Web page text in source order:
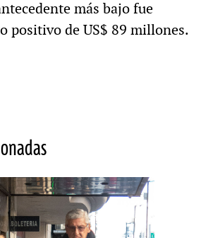
más bajo fue
positivo de US$ 89 millones.